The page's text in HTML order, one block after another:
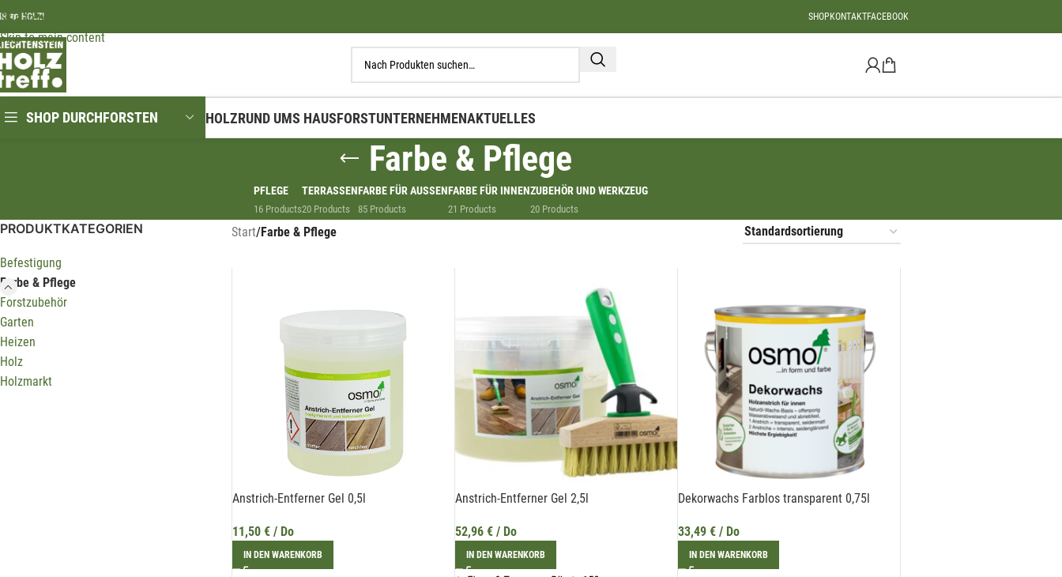
Skip to navigation
Skip to main content
❤️ HOLZ! SHOPKONTAKTFACEBOOK
SHOP DURCHFORSTEN HOLZRUND UMS HAUSFORSTUNTERNEHMENAKTUELLES
Farbe & Pflege
PFLEGE
16 Products
TERRASSEN
20 Products
FARBE FÜR AUSSEN
85 Products
FARBE FÜR INNEN
21 Products
ZUBEHÖR UND WERKZEUG
20 Products
PRODUKTKATEGORIEN
Befestigung
Farbe & Pflege
Forstzubehör
Garten
Heizen
Holz
Holzmarkt
Start/Farbe & Pflege
Anstrich-Entferner Gel 0,5l
11,50 €/ Do
IN DEN WARENKORB
Anstrich-Entferner Gel 2,5l
52,96 €/ Do
IN DEN WARENKORB
Dekorwachs Farblos transparent 0,75l
33,49 €/ Do
IN DEN WARENKORB